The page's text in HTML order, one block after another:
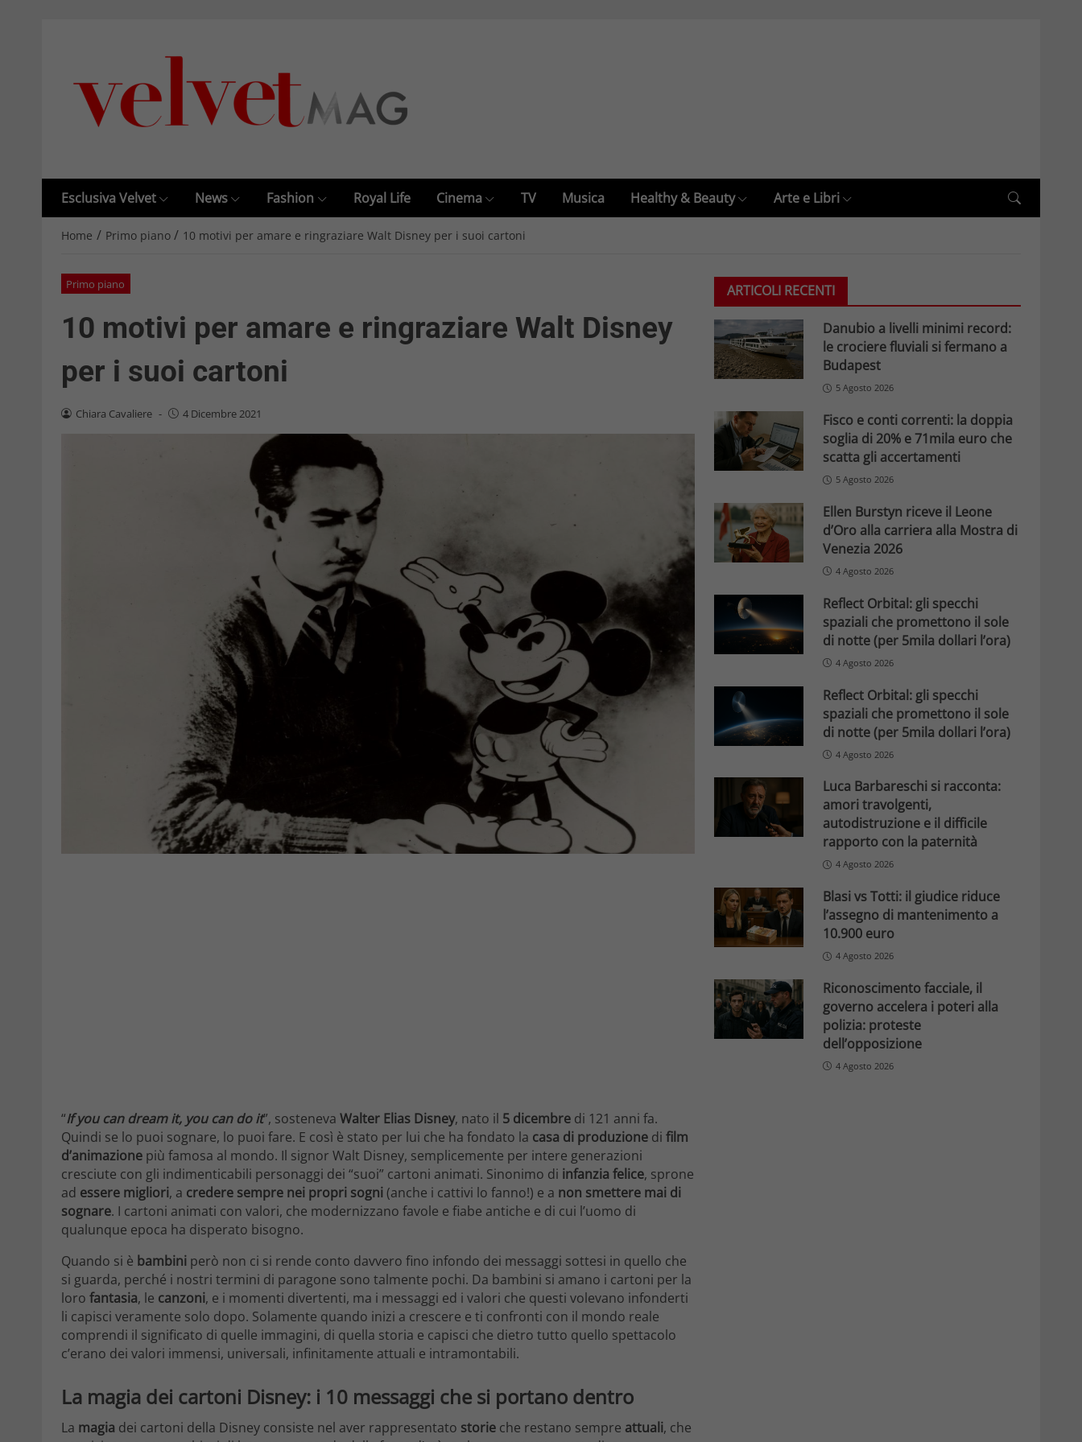
Esclusiva Velvet News Fashion Royal Life Cinema TV Musica Healthy & Beauty Arte e Libri
Home / Primo piano / 10 motivi per amare e ringraziare Walt Disney per i suoi cartoni
Primo piano
10 motivi per amare e ringraziare Walt Disney
per i suoi cartoni
Chiara Cavaliere - 4 Dicembre 2021
“If you can dream it, you can do it”, sosteneva Walter Elias Disney, nato il 5 dicembre di 121 anni fa.
Quindi se lo puoi sognare, lo puoi fare. E così è stato per lui che ha fondato la casa di produzione di film
d’animazione più famosa al mondo. Il signor Walt Disney, semplicemente per intere generazioni
cresciute con gli indimenticabili personaggi dei “suoi” cartoni animati. Sinonimo di infanzia felice, sprone
ad essere migliori, a credere sempre nei propri sogni(anche i cattivi lo fanno!) e a non smettere mai di
sognare. I cartoni animati con valori, che modernizzano favole e fiabe antiche e di cui l’uomo di
qualunque epoca ha disperato bisogno.
Quando si è bambini però non ci si rende conto davvero fino infondo dei messaggi sottesi in quello che
si guarda, perché i nostri termini di paragone sono talmente pochi. Da bambini si amano i cartoni per la
loro fantasia, le canzoni, e i momenti divertenti, ma i messaggi ed i valori che questi volevano infonderti
li capisci veramente solo dopo. Solamente quando inizi a crescere e ti confronti con il mondo reale
comprendi il significato di quelle immagini, di quella storia e capisci che dietro tutto quello spettacolo
c’erano dei valori immensi, universali, infinitamente attuali e intramontabili.
La magia dei cartoni Disney: i 10 messaggi che si portano dentro
La magia dei cartoni della Disney consiste nel aver rappresentato storie che restano sempre attuali, che
ARTICOLI RECENTI
Danubio a livelli minimi record:
le crociere fluviali si fermano a
Budapest
5 Agosto 2026
Fisco e conti correnti: la doppia
soglia di 20% e 71mila euro che
scatta gli accertamenti
5 Agosto 2026
Ellen Burstyn riceve il Leone
d’Oro alla carriera alla Mostra di
Venezia 2026
4 Agosto 2026
Reflect Orbital: gli specchi
spaziali che promettono il sole
di notte (per 5mila dollari l’ora)
4 Agosto 2026
Reflect Orbital: gli specchi
spaziali che promettono il sole
di notte (per 5mila dollari l’ora)
4 Agosto 2026
Luca Barbareschi si racconta:
amori travolgenti,
autodistruzione e il difficile
rapporto con la paternità
4 Agosto 2026
Blasi vs Totti: il giudice riduce
l’assegno di mantenimento a
10.900 euro
4 Agosto 2026
Riconoscimento facciale, il
governo accelera i poteri alla
polizia: proteste
dell’opposizione
4 Agosto 2026